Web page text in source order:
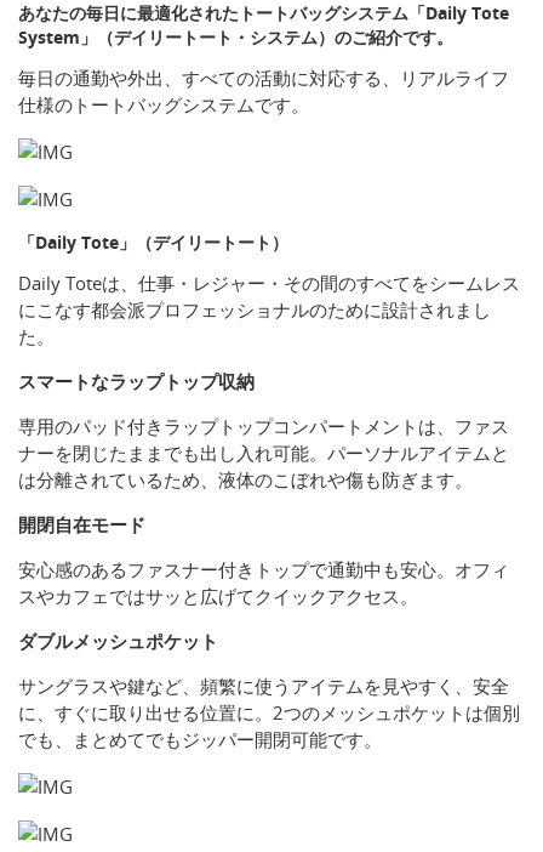
あなたの毎日に最適化されたトートバッグシステム「Daily Tote
System」（デイリートート・システム）のご紹介です。
毎日の通勤や外出、すべての活動に対応する、リアルライフ
仕様のトートバッグシステムです。
「Daily Tote」（デイリートート）
Daily Toteは、仕事・レジャー・その間のすべてをシームレス
にこなす都会派プロフェッショナルのために設計されまし
た。
スマートなラップトップ収納
専用のパッド付きラップトップコンパートメントは、ファス
ナーを閉じたままでも出し入れ可能。パーソナルアイテムと
は分離されているため、液体のこぼれや傷も防ぎます。
開閉自在モード
安心感のあるファスナー付きトップで通勤中も安心。オフィ
スやカフェではサッと広げてクイックアクセス。
ダブルメッシュポケット
サングラスや鍵など、頻繁に使うアイテムを見やすく、安全
に、すぐに取り出せる位置に。2つのメッシュポケットは個別
でも、まとめてでもジッパー開閉可能です。